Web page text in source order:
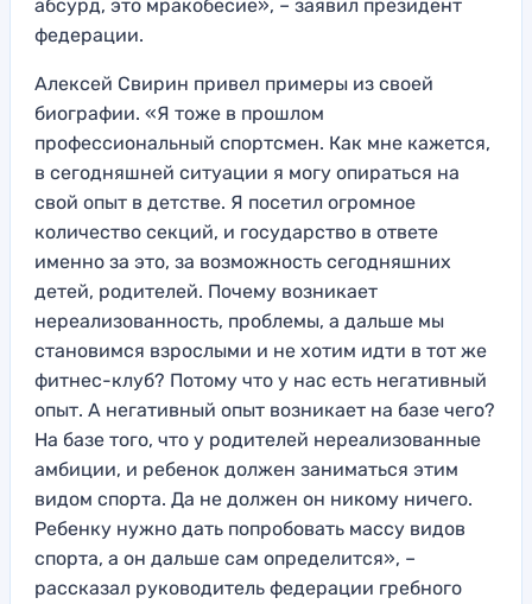
абсурд, это мракобесие», – заявил президент
федерации.
Алексей Свирин привел примеры из своей
биографии. «Я тоже в прошлом
профессиональный спортсмен. Как мне кажется,
в сегодняшней ситуации я могу опираться на
свой опыт в детстве. Я посетил огромное
количество секций, и государство в ответе
именно за это, за возможность сегодняшних
детей, родителей. Почему возникает
нереализованность, проблемы, а дальше мы
становимся взрослыми и не хотим идти в тот же
фитнес-клуб? Потому что у нас есть негативный
опыт. А негативный опыт возникает на базе чего?
На базе того, что у родителей нереализованные
амбиции, и ребенок должен заниматься этим
видом спорта. Да не должен он никому ничего.
Ребенку нужно дать попробовать массу видов
спорта, а он дальше сам определится», –
рассказал руководитель федерации гребного